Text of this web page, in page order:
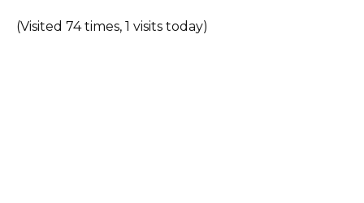
(Visited 74 times, 1 visits today)